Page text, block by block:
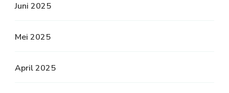
Juni 2025
Mei 2025
April 2025